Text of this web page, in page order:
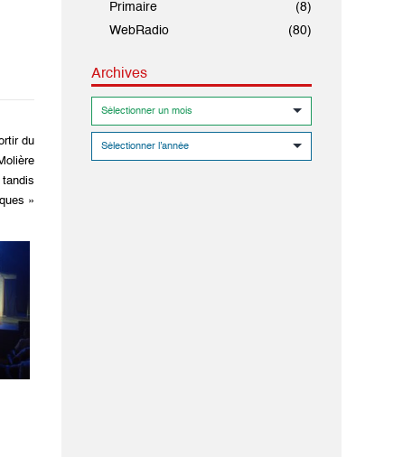
du
»
Primaire
(8)
WebRadio
(80)
Archives